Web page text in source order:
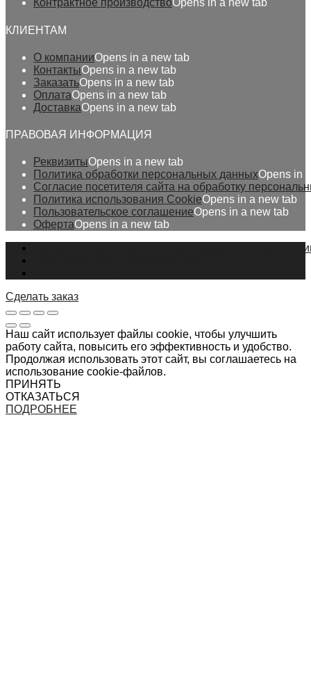
Контрактное производствоOpens in a new tab
КЛИЕНТАМ
О компанииOpens in a new tab
КонтактыOpens in a new tab
ЗаказатьOpens in a new tab
ОплатаOpens in a new tab
ДоставкаOpens in a new tab
ПРАВОВАЯ ИНФОРМАЦИЯ
РеквизитыOpens in a new tab
Политика обработки персональных данныхOpens in
Согласие посетителя сайта на обработку
Политика использования CookieOpens in a new tab
Пользовательское соглашениеOpens in a new tab
ОфертаOpens in a new tab
На сайте применяются рекомендательные
Сделать заказ
Наш сайт использует файлы cookie, чтобы улучшить
работу сайта, повысить его эффективность и удобство.
Продолжая использовать этот сайт, вы соглашаетесь на
использование cookie-файлов.
ПРИНЯТЬ
ОТКАЗАТЬСЯ
ПОДРОБНЕЕ